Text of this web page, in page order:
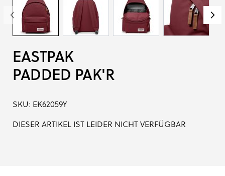
EASTPAK
PADDED PAK'R
SKU: EK62059Y
DIESER ARTIKEL IST LEIDER NICHT VERFÜGBAR